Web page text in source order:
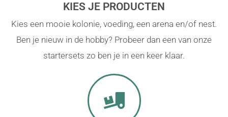
KIES JE PRODUCTEN
Kies een mooie kolonie, voeding, een arena en/of nest.
Ben je nieuw in de hobby? Probeer dan een van onze
startersets zo ben je in een keer klaar.